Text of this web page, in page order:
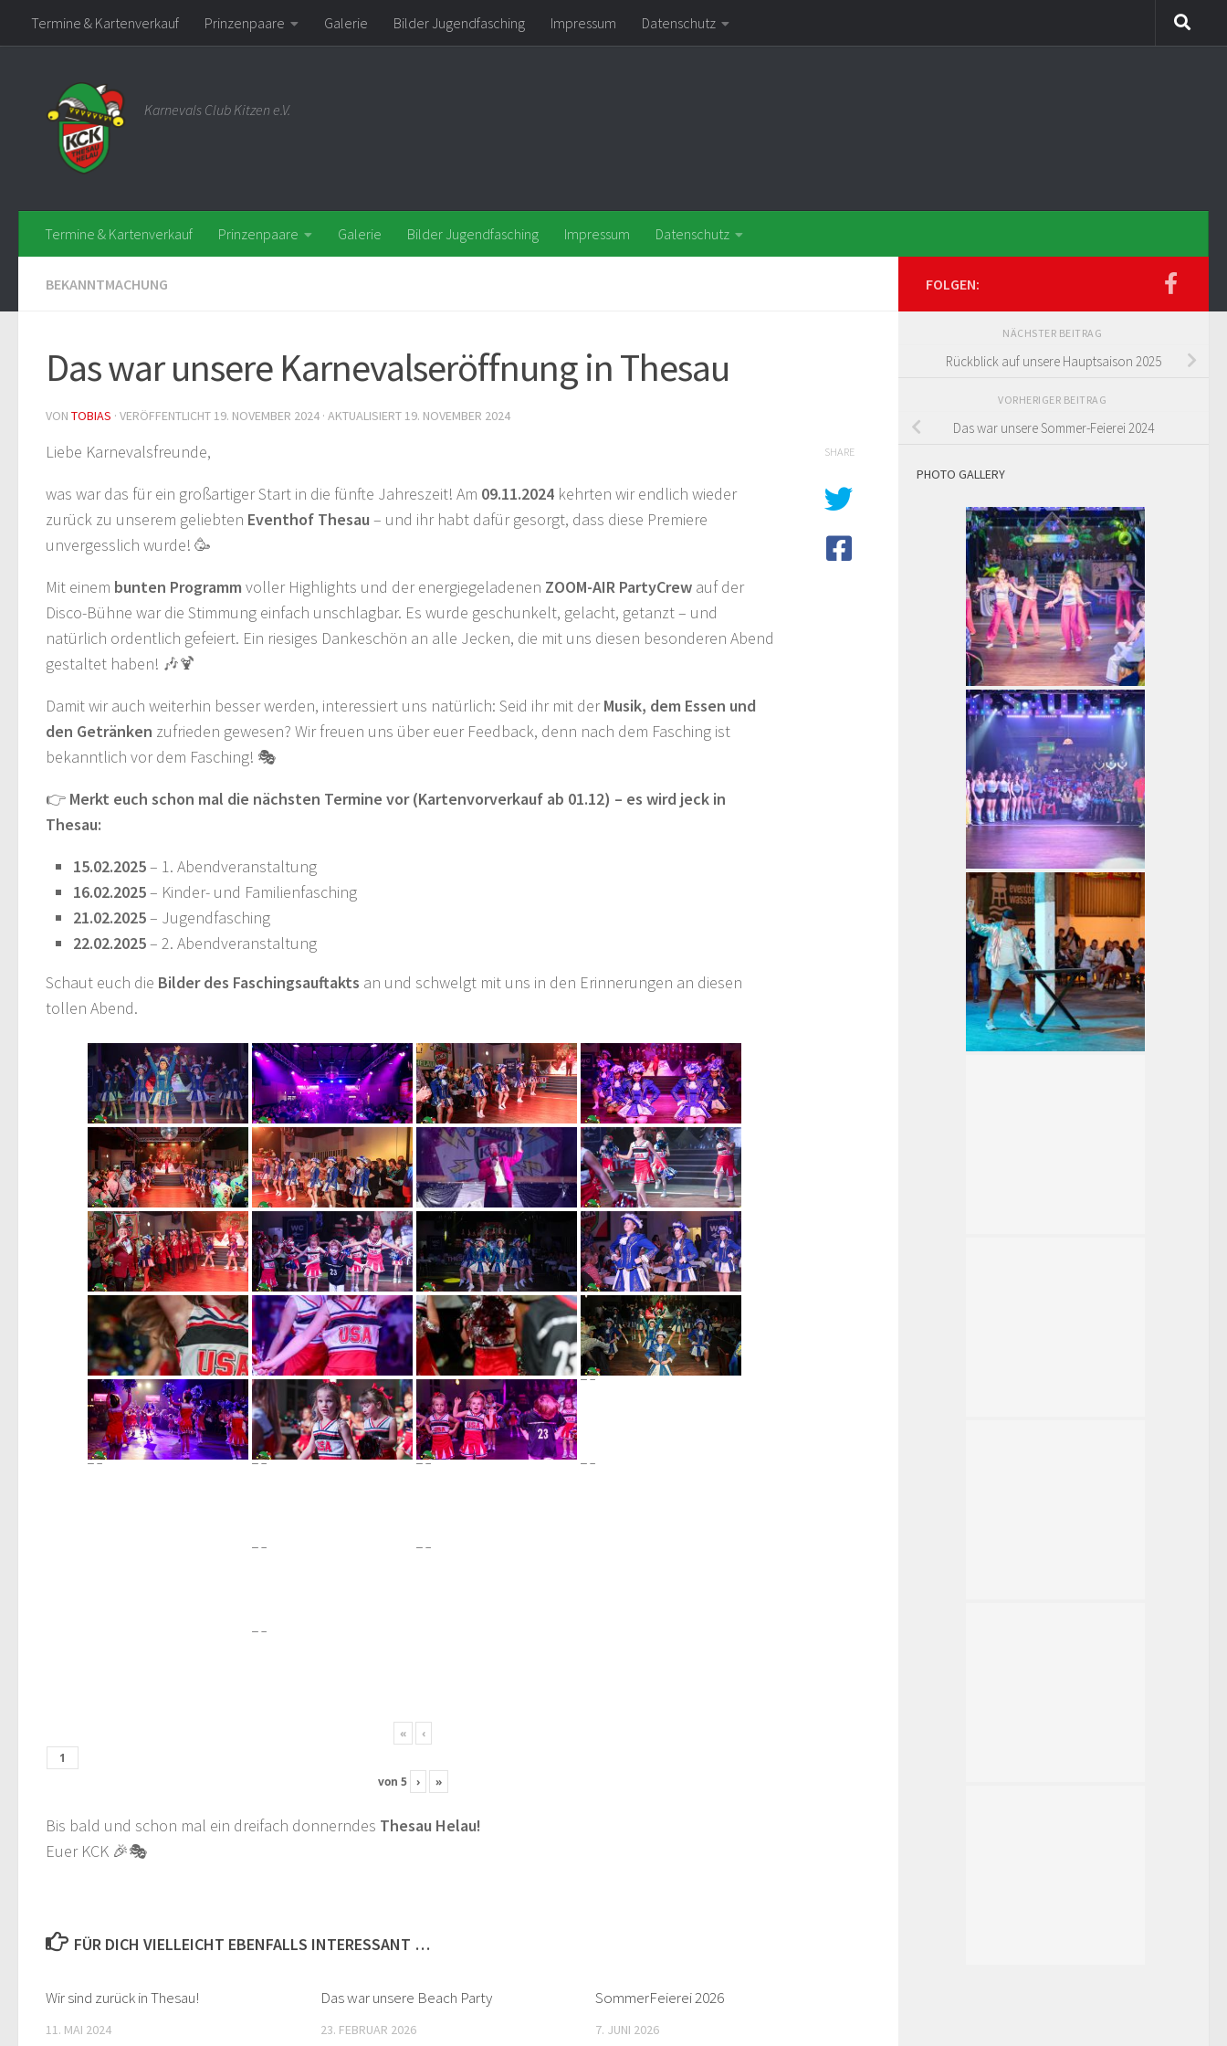
Zum Inhalt springen
Termine & Kartenverkauf Prinzenpaare Galerie Bilder Jugendfasching Impressum Datenschutz
Karnevals Club Kitzen e.V.
Termine & Kartenverkauf Prinzenpaare Galerie Bilder Jugendfasching Impressum Datenschutz
BEKANNTMACHUNG
Das war unsere Karnevalseröffnung in Thesau
VON TOBIAS · VERÖFFENTLICHT 19. NOVEMBER 2024 · AKTUALISIERT 19. NOVEMBER 2024
Liebe Karnevalsfreunde,
was war das für ein großartiger Start in die fünfte Jahreszeit! Am 09.11.2024 kehrten wir endlich wieder
zurück zu unserem geliebten Eventhof Thesau – und ihr habt dafür gesorgt, dass diese Premiere
unvergesslich wurde! 🥳
Mit einem bunten Programm voller Highlights und der energiegeladenen ZOOM-AIR PartyCrew auf der
Disco-Bühne war die Stimmung einfach unschlagbar. Es wurde geschunkelt, gelacht, getanzt – und
natürlich ordentlich gefeiert. Ein riesiges Dankeschön an alle Jecken, die mit uns diesen besonderen Abend
gestaltet haben! 🎶🍹
Damit wir auch weiterhin besser werden, interessiert uns natürlich: Seid ihr mit derMusik, dem Essen und
den Getränken zufrieden gewesen? Wir freuen uns über euer Feedback, denn nach dem Fasching ist
bekanntlich vor dem Fasching! 🎭
👉 Merkt euch schon mal die nächsten Termine vor (Kartenvorverkauf ab 01.12) – es wird jeck in
Thesau:
15.02.2025– 1. Abendveranstaltung
16.02.2025– Kinder- und Familienfasching
21.02.2025– Jugendfasching
22.02.2025– 2. Abendveranstaltung
Schaut euch die Bilder des Faschingsauftakts an und schwelgt mit uns in den Erinnerungen an diesen
tollen Abend.
« ‹
von 5 › »
Bis bald und schon mal ein dreifach donnerndes Thesau Helau!
Euer KCK 🎉🎭
SHARE
FÜR DICH VIELLEICHT EBENFALLS INTERESSANT …
Wir sind zurück in Thesau!
11. MAI 2024
Das war unsere Beach Party
23. FEBRUAR 2026
SommerFeierei 2026
7. JUNI 2026
FOLGEN:
NÄCHSTER BEITRAG
Rückblick auf unsere Hauptsaison 2025
VORHERIGER BEITRAG
Das war unsere Sommer-Feierei 2024
PHOTO GALLERY